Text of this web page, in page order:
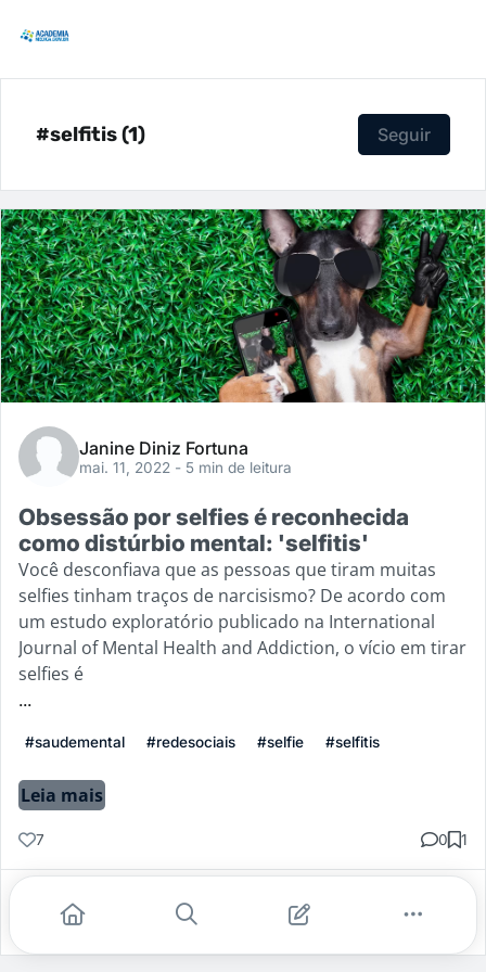
#selfitis (1) Seguir
Janine Diniz Fortuna
mai. 11, 2022 - 5 min de leitura
Obsessão por selfies é reconhecida
como distúrbio mental: 'selfitis'
Você desconfiava que as pessoas que tiram muitas
selfies tinham traços de narcisismo? De acordo com
um estudo exploratório publicado na International
Journal of Mental Health and Addiction, o vício em tirar
selfies é
...
#saudemental #redesociais #selfie #selfitis
Leia mais
7 0 1
Gostei Comentar Salvar